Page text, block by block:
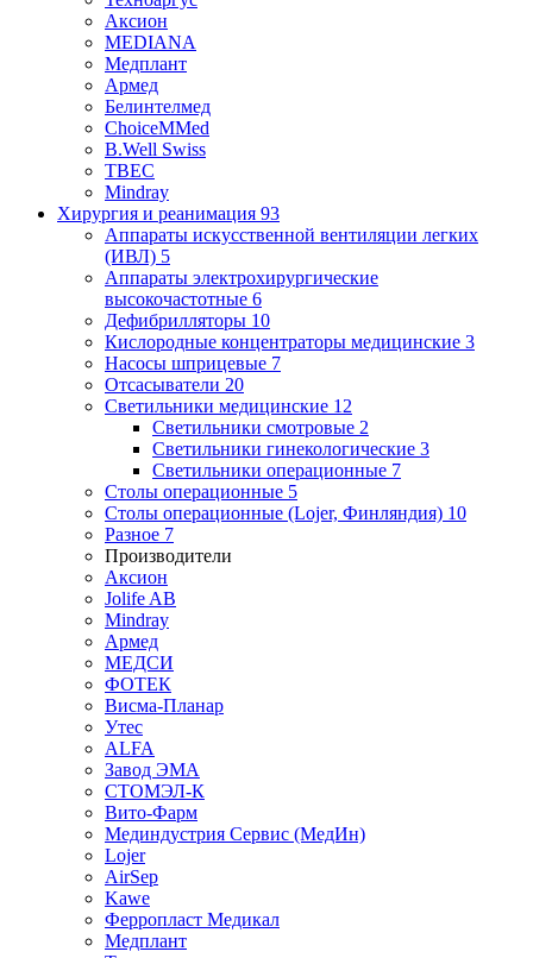
Аксион
MEDIANA
Медплант
Армед
Белинтелмед
ChoiceMMed
B.Well Swiss
ТВЕС
Mindray
Хирургия и реанимация 93
Аппараты искусственной вентиляции легких
(ИВЛ) 5
Аппараты электрохирургические
высокочастотные 6
Дефибрилляторы 10
Кислородные концентраторы медицинские 3
Насосы шприцевые 7
Отсасыватели 20
Светильники медицинские 12
Светильники смотровые 2
Светильники гинекологические 3
Светильники операционные 7
Столы операционные 5
Столы операционные (Lojer, Финляндия) 10
Разное 7
Производители
Аксион
Jolife AB
Mindray
Армед
МЕДСИ
ФОТЕК
Висма-Планар
Утес
ALFA
Завод ЭМА
СТОМЭЛ-К
Вито-Фарм
Мединдустрия Сервис (МедИн)
Lojer
AirSep
Kawe
Ферропласт Медикал
Медплант